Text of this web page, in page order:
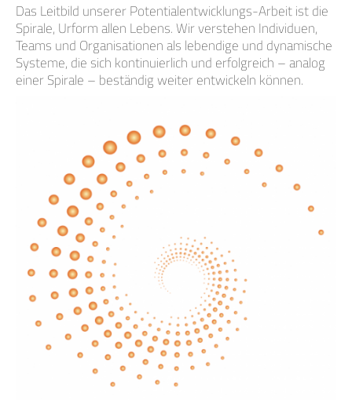
Das Leitbild unserer Potentialentwicklungs-Arbeit ist die
Spirale, Urform allen Lebens. Wir verstehen Individuen,
Teams und Organisationen als lebendige und dynamische
Systeme, die sich kontinuierlich und erfolgreich – analog
einer Spirale – beständig weiter entwickeln können.